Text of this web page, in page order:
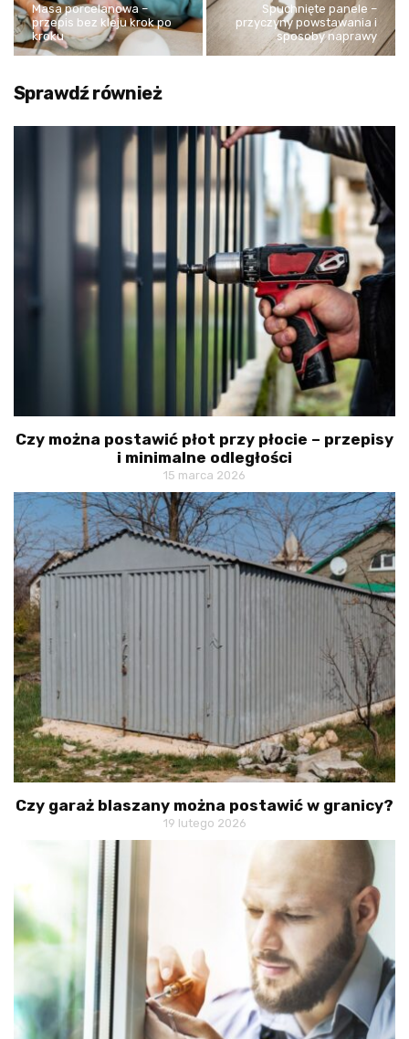
Masa porcelanowa –
przepis bez kleju krok po
kroku
Spuchnięte panele –
przyczyny powstawania i
sposoby naprawy
Sprawdź również
Czy można postawić płot przy płocie – przepisy
i minimalne odległości
15 marca 2026
Czy garaż blaszany można postawić w granicy?
19 lutego 2026